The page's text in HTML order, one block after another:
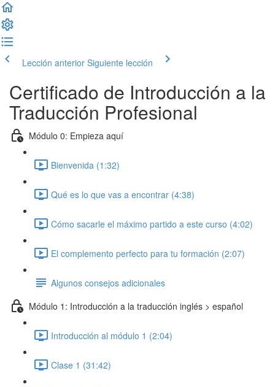
Lección anterior Siguiente lección
Certificado de Introducción a la
Traducción Profesional
Módulo 0: Empieza aquí
Bienvenida (1:32)
Qué es lo que vas a encontrar (4:38)
Cómo sacarle el máximo partido a este curso (4:02)
El complemento perfecto para tu formación (2:07)
Algunos consejos adicionales
Módulo 1: Introducción a la traducción inglés > español
Introducción al módulo 1 (2:04)
Clase 1 (31:42)